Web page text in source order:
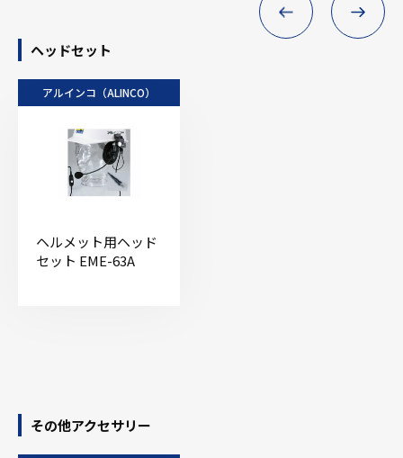
ヘッドセット
アルインコ（ALINCO）
ヘルメット用ヘッド
セット EME-63A
その他アクセサリー